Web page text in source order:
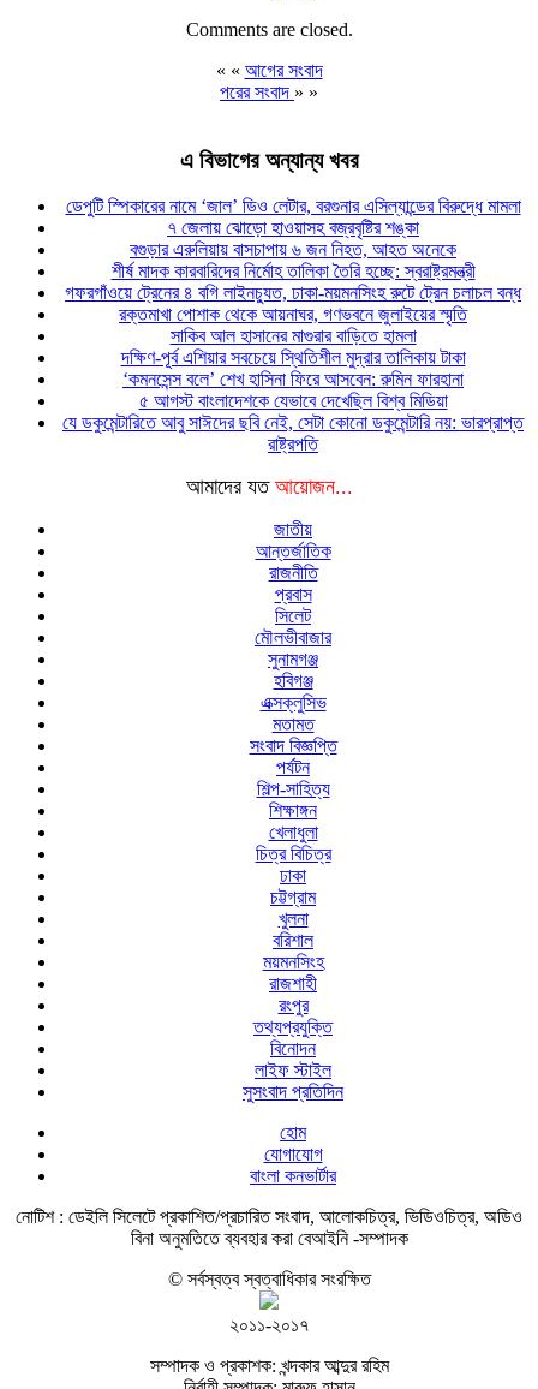
Comments are closed.
« « আগের সংবাদ
পরের সংবাদ » »
এ বিভাগের অন্যান্য খবর
ডেপুটি স্পিকারের নামে ‘জাল’ ডিও লেটার, বরগুনার এসিল্যান্ডের বিরুদ্ধে মামলা
৭ জেলায় ঝোড়ো হাওয়াসহ বজ্রবৃষ্টির শঙ্কা
বগুড়ার এরুলিয়ায় বাসচাপায় ৬ জন নিহত, আহত অনেকে
শীর্ষ মাদক কারবারিদের নির্মোহ তালিকা তৈরি হচ্ছে: স্বরাষ্ট্রমন্ত্রী
গফরগাঁওয়ে ট্রেনের ৪ বগি লাইনচ্যুত, ঢাকা-ময়মনসিংহ রুটে ট্রেন চলাচল বন্ধ
রক্তমাখা পোশাক থেকে আয়নাঘর, গণভবনে জুলাইয়ের স্মৃতি
সাকিব আল হাসানের মাগুরার বাড়িতে হামলা
দক্ষিণ-পূর্ব এশিয়ার সবচেয়ে স্থিতিশীল মুদ্রার তালিকায় টাকা
‘কমনসেন্স বলে’ শেখ হাসিনা ফিরে আসবেন: রুমিন ফারহানা
৫ আগস্ট বাংলাদেশকে যেভাবে দেখেছিল বিশ্ব মিডিয়া
যে ডকুমেন্টারিতে আবু সাঈদের ছবি নেই, সেটা কোনো ডকুমেন্টারি নয়: ভারপ্রাপ্ত
রাষ্ট্রপতি
আমাদের যত আয়োজন...
জাতীয়
আন্তর্জাতিক
রাজনীতি
প্রবাস
সিলেট
মৌলভীবাজার
সুনামগঞ্জ
হবিগঞ্জ
এক্সক্লুসিভ
মতামত
সংবাদ বিজ্ঞপ্তি
পর্যটন
শিল্প-সাহিত্য
শিক্ষাঙ্গন
খেলাধুলা
চিত্র বিচিত্র
ঢাকা
চট্টগ্রাম
খুলনা
বরিশাল
ময়মনসিংহ
রাজশাহী
রংপুর
তথ্যপ্রযুক্তি
বিনোদন
লাইফ স্টাইল
সুসংবাদ প্রতিদিন
হোম
যোগাযোগ
বাংলা কনভার্টার
নোটিশ : ডেইলি সিলেটে প্রকাশিত/প্রচারিত সংবাদ, আলোকচিত্র, ভিডিওচিত্র, অডিও
বিনা অনুমতিতে ব্যবহার করা বেআইনি -সম্পাদক
© সর্বস্বত্ব স্বত্বাধিকার সংরক্ষিত
২০১১-২০১৭
সম্পাদক ও প্রকাশক: খন্দকার আব্দুর রহিম